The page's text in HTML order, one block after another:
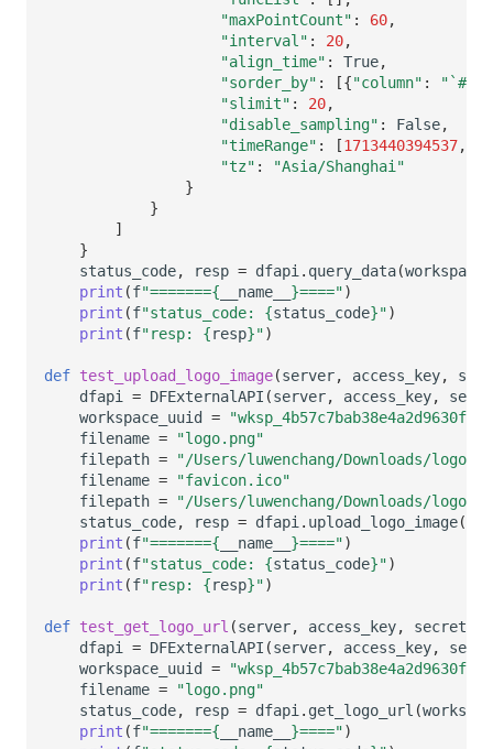
"maxPointCount" : 60,
"interval" : 20,
"align_time" : True,
"sorder_by" : [{"column" :
"`#1`"
"slimit" : 20,
"disable_sampling" : False,
"timeRange" : [1713440394537,
"tz" :
"Asia/Shanghai"
}
}
]
}
status_code, resp = dfapi . query_data(
print (f"======={ __name__ }====")
print (f"status_code: {status_code}")
print (f"resp: {resp}")
def test_upload_logo_image(server, access_key,
dfapi
= DFExternalAPI (server, access_key,
workspace_uuid =
filename =
"logo.png"
filepath =
"/Users/luwenchang/Downloads/logo/
filename =
"favicon.ico"
filepath =
"/Users/luwenchang/Downloads/logo/
status_code, resp = dfapi . upload_logo_image(
print (f"======={ __name__ }====")
print (f"status_code: {status_code}")
print (f"resp: {resp}")
def test_get_logo_url (server, access_key,
dfapi
= DFExternalAPI (server, access_key,
workspace_uuid =
filename =
"logo.png"
status_code, resp = dfapi . get_logo_url (
print (f"======={ __name__ }====")